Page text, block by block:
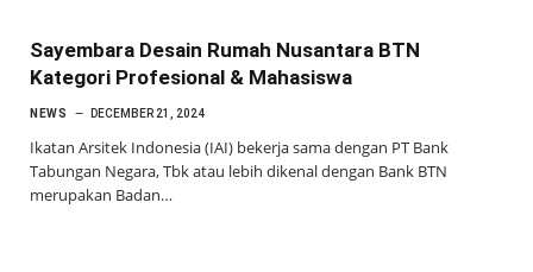
Sayembara Desain Rumah Nusantara BTN
Kategori Profesional & Mahasiswa
NEWS DECEMBER 21, 2024
Ikatan Arsitek Indonesia (IAI) bekerja sama dengan PT Bank
Tabungan Negara, Tbk atau lebih dikenal dengan Bank BTN
merupakan Badan…